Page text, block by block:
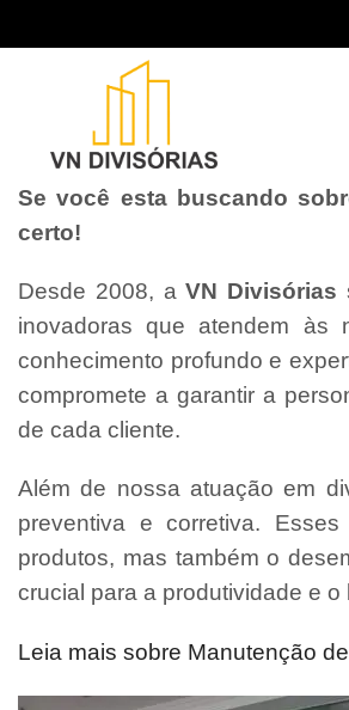
Se você esta buscando
certo!
Desde 2008, aVN Divisórias
inovadoras que atendem às
conhecimento profundo e
compromete a garantir a
de cada cliente.
Além de nossa atuação em
preventiva e corretiva.
produtos, mas também o
crucial para a produtividade e o
Leia mais sobre Manutenção